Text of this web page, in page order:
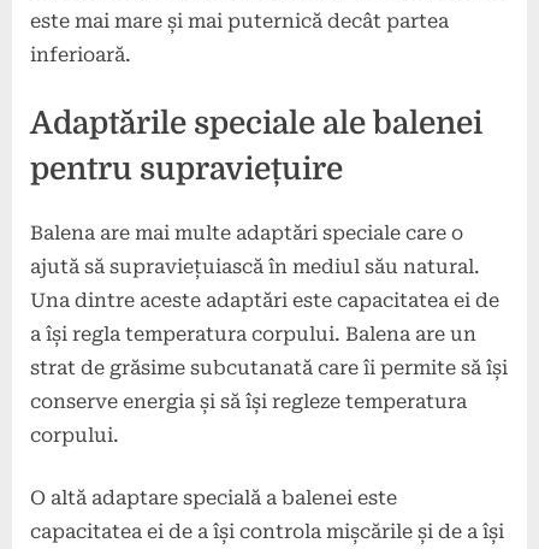
este mai mare și mai puternică decât partea
inferioară.
Adaptările speciale ale balenei
pentru supraviețuire
Balena are mai multe adaptări speciale care o
ajută să supraviețuiască în mediul său natural.
Una dintre aceste adaptări este capacitatea ei de
a își regla temperatura corpului. Balena are un
strat de grăsime subcutanată care îi permite să își
conserve energia și să își regleze temperatura
corpului.
O altă adaptare specială a balenei este
capacitatea ei de a își controla mișcările și de a își